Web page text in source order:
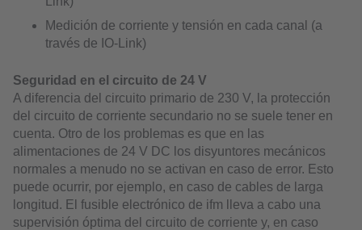
Medición de corriente y tensión en cada canal (a
través de IO-Link)
Seguridad en el circuito de 24 V
A diferencia del circuito primario de 230 V, la protección
del circuito de corriente secundario no se suele tener en
cuenta. Otro de los problemas es que en las
alimentaciones de 24 V DC los disyuntores mecánicos
normales a menudo no se activan en caso de error. Esto
puede ocurrir, por ejemplo, en caso de cables de larga
longitud. El fusible electrónico de ifm lleva a cabo una
supervisión óptima del circuito de corriente y, en caso